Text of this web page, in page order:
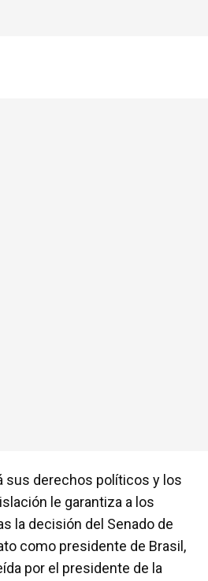
sus derechos políticos y los
le garantiza a los
la decisión del Senado de
como presidente de Brasil,
por el presidente de la